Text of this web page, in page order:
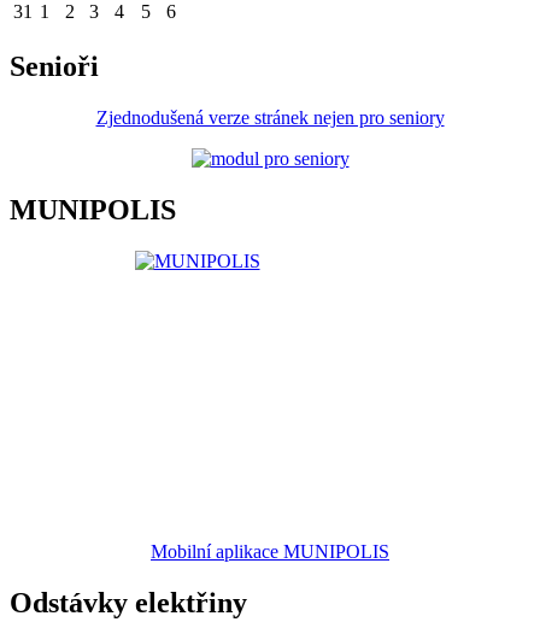
31 1 2 3 4 5 6
Senioři
Zjednodušená verze stránek nejen pro seniory
MUNIPOLIS
Mobilní aplikace MUNIPOLIS
Odstávky elektřiny